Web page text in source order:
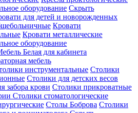
оборудование Скрыть
для детей и новорожденных
Кровати
Кровати металлические
оборудование
Белая для кабинета
мебель
инструментальные Столики
Столики для детских весов
забора крови Столики прикроватные
Столики стоматологические
Столы Боброва Столики